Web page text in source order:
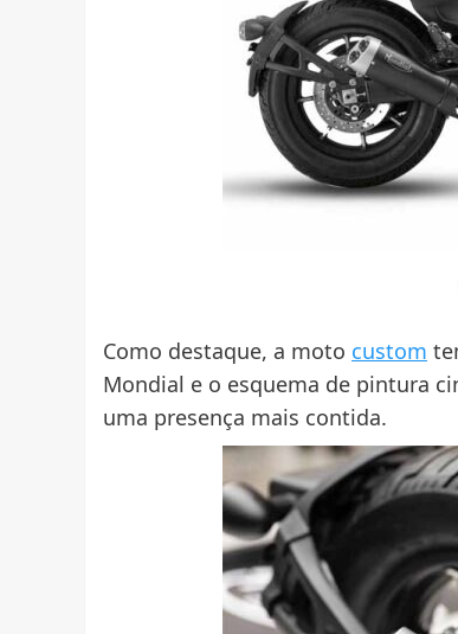
Como destaque, a moto custom
Mondial e o esquema de pintura
uma presença mais contida.